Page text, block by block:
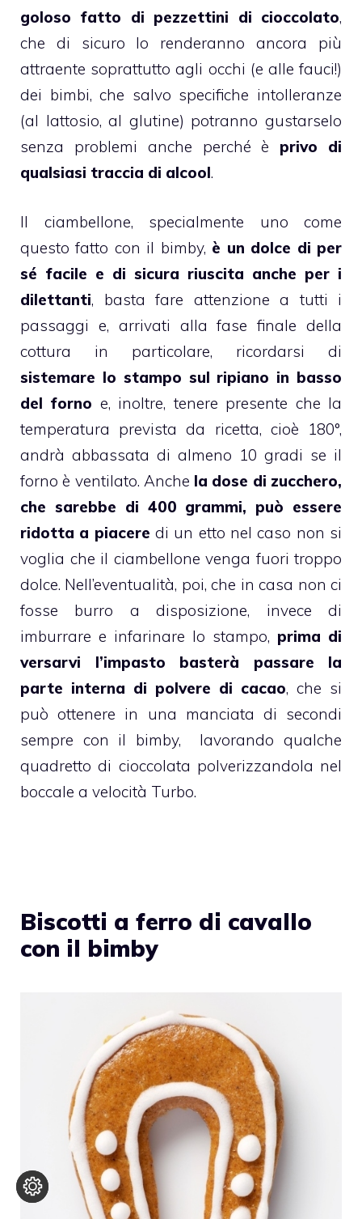
goloso fatto di pezzettini di cioccolato,
che di sicuro lo renderanno ancora più
attraente soprattutto agli occhi (e alle fauci!)
dei bimbi, che salvo specifiche intolleranze
(al lattosio, al glutine) potranno gustarselo
senza problemi anche perché è privo di
qualsiasi traccia di alcool.
Il ciambellone, specialmente uno come
questo fatto con il bimby, è un dolce di per
sé facile e di sicura riuscita anche per i
dilettanti, basta fare attenzione a tutti i
passaggi e, arrivati alla fase finale della
cottura in particolare, ricordarsi di
sistemare lo stampo sul ripiano in basso
del forno e, inoltre, tenere presente che la
temperatura prevista da ricetta, cioè 180°,
andrà abbassata di almeno 10 gradi se il
forno è ventilato. Anche la dose di zucchero,
che sarebbe di 400 grammi, può essere
ridotta a piacere di un etto nel caso non si
voglia che il ciambellone venga fuori troppo
dolce. Nell’eventualità, poi, che in casa non ci
fosse burro a disposizione, invece di
imburrare e infarinare lo stampo, prima di
versarvi l’impasto basterà passare la
parte interna di polvere di cacao, che si
può ottenere in una manciata di secondi
sempre con il bimby, lavorando qualche
quadretto di cioccolata polverizzandola nel
boccale a velocità Turbo.
Biscotti a ferro di cavallo
con il bimby